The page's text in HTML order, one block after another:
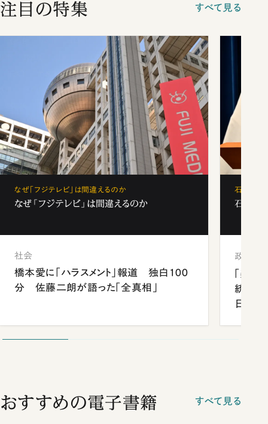
注目の特集 すべて見る
なぜ「フジテレビ」は間違えるのか
なぜ「フジテレビ」は間違えるのか
社会
橋本愛に「ハラスメント」報道 独白100
分 佐藤二朗が語った「全真相」
石破茂、
石破茂
政治
「楽し
統領と
日米
おすすめの電子書籍 すべて見る